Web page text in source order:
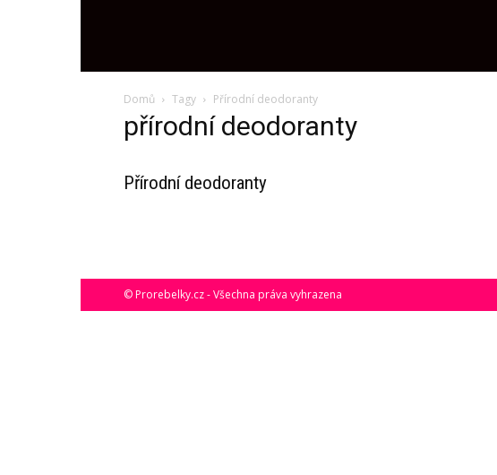
Domů Tagy Přírodní deodoranty
přírodní deodoranty
Přírodní deodoranty
© Prorebelky.cz - Všechna práva vyhrazena